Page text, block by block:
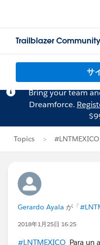
Trailblazer Community
サ
Bring your team
Dreamforce.
Topics #LNTMEXICO
Gerardo Ayala が「
2018年1月25日 16:25
#LNTMEXICO Para un